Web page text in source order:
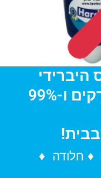
המטפלת ב-99.9% חיידקים ו-99%
♦ חלודה ♦